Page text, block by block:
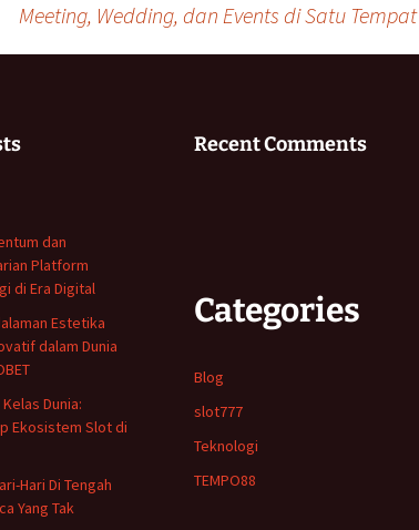
Meeting, Wedding, dan Events di Satu Tempat
dan
Platform
di Era Digital
Estetika
dalam Dunia
Dunia:
Ekosistem Slot di
Hari Di Tengah
Yang Tak
Recent Comments
Categories
Blog
slot777
Teknologi
TEMPO88